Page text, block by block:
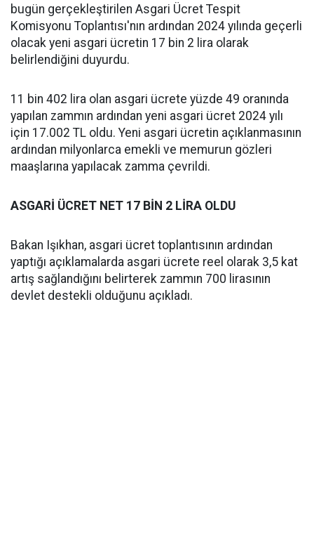
bugün gerçekleştirilen Asgari Ücret Tespit
Komisyonu Toplantısı'nın ardından 2024 yılında geçerli
olacak yeni asgari ücretin 17 bin 2 lira olarak
belirlendiğini duyurdu.
11 bin 402 lira olan asgari ücrete yüzde 49 oranında
yapılan zammın ardından yeni asgari ücret 2024 yılı
için 17.002 TL oldu. Yeni asgari ücretin açıklanmasının
ardından milyonlarca emekli ve memurun gözleri
maaşlarına yapılacak zamma çevrildi.
ASGARİ ÜCRET NET 17 BİN 2 LİRA OLDU
Bakan Işıkhan, asgari ücret toplantısının ardından
yaptığı açıklamalarda asgari ücrete reel olarak 3,5 kat
artış sağlandığını belirterek zammın 700 lirasının
devlet destekli olduğunu açıkladı.